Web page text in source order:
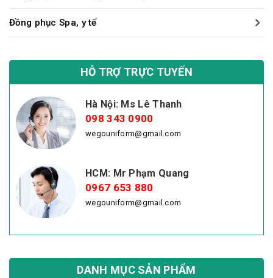
Đồng phục Spa, y tế
HỖ TRỢ TRỰC TUYẾN
Hà Nội: Ms Lê Thanh
098 343 0900
wegouniform@gmail.com
HCM: Mr Phạm Quang
0967 653 880
wegouniform@gmail.com
DANH MỤC SẢN PHẨM